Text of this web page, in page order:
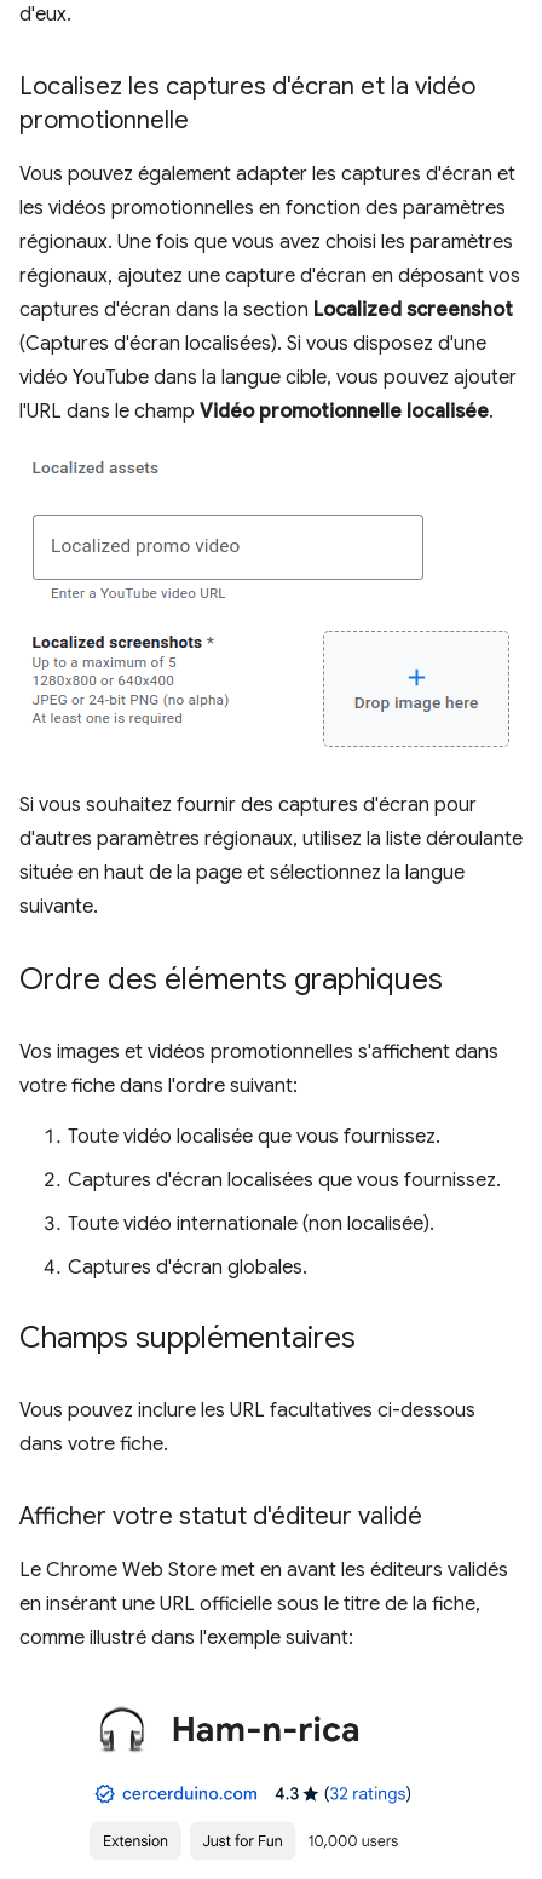
d'eux.
Localisez les captures d'écran et la vidéo
promotionnelle
Vous pouvez également adapter les captures d'écran et
les vidéos promotionnelles en fonction des paramètres
régionaux. Une fois que vous avez choisi les paramètres
régionaux, ajoutez une capture d'écran en déposant vos
captures d'écran dans la section Localized screenshot
(Captures d'écran localisées). Si vous disposez d'une
vidéo YouTube dans la langue cible, vous pouvez ajouter
l'URL dans le champ Vidéo promotionnelle localisée.
Si vous souhaitez fournir des captures d'écran pour
d'autres paramètres régionaux, utilisez la liste déroulante
située en haut de la page et sélectionnez la langue
suivante.
Ordre des éléments graphiques
Vos images et vidéos promotionnelles s'affichent dans
votre fiche dans l'ordre suivant:
Toute vidéo localisée que vous fournissez.
Captures d'écran localisées que vous fournissez.
Toute vidéo internationale (non localisée).
Captures d'écran globales.
Champs supplémentaires
Vous pouvez inclure les URL facultatives ci-dessous
dans votre fiche.
Afficher votre statut d'éditeur validé
Le Chrome Web Store met en avant les éditeurs validés
en insérant une URL officielle sous le titre de la fiche,
comme illustré dans l'exemple suivant: